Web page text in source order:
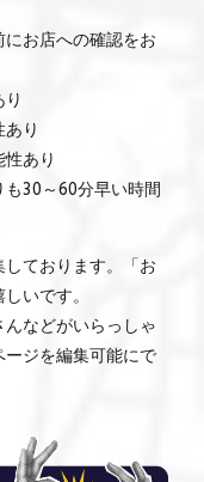
お店への確認をお
り
あり
も30～60分早い時間
ております。「お
いです。
などがいらっしゃ
ジを編集可能にで